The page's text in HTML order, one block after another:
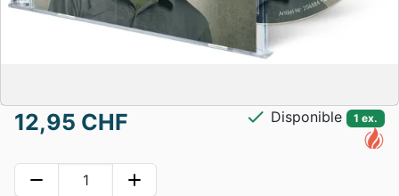
12,95 CHF check Disponible 1 ex.
remove add